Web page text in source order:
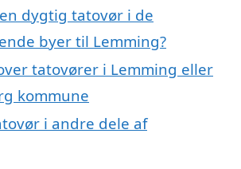
dygtig tatovør i de
byer til Lemming?
tatovører i Lemming eller
kommune
i andre dele af